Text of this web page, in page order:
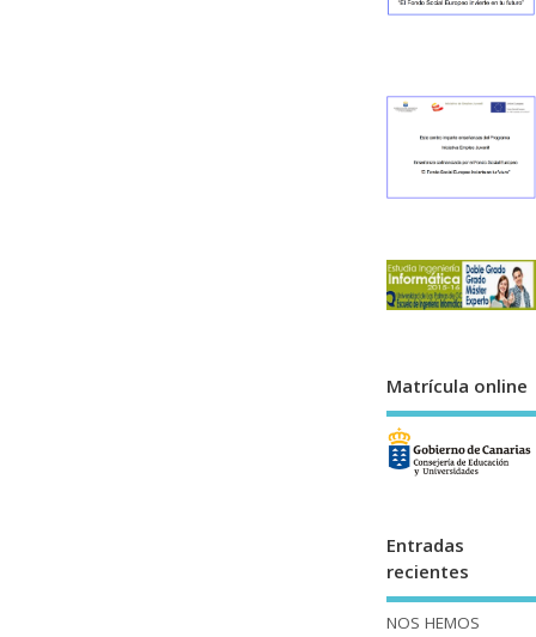
Matrícula online
Entradas
recientes
NOS HEMOS